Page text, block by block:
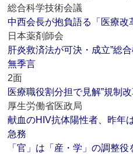
総合科学技術会議
中西会長が抱負語る「医療改
日本薬剤師会
肝炎救済法が可決・成立”総
無季言
2面
医療職役割分担で見解”規制
厚生労働省医政局
献血のHIV抗体陽性者、昨年
急務
「官」は「産・学」の調整役